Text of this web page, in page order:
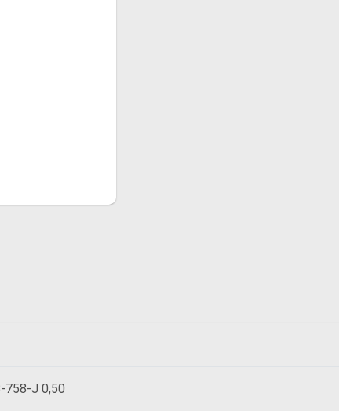
758-J 0,50